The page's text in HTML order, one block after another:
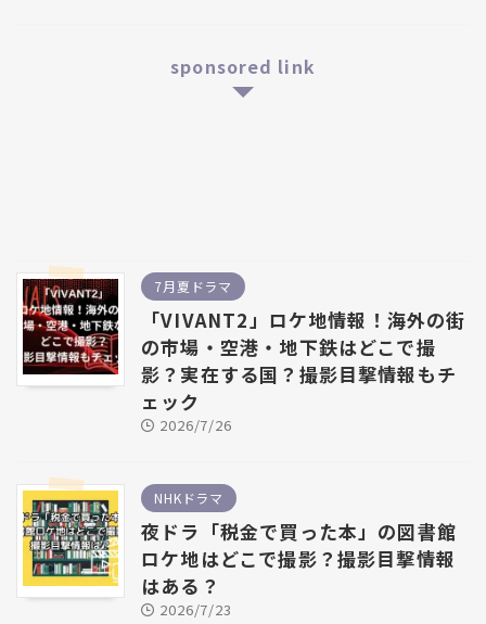
sponsored link
7月夏ドラマ
「VIVANT2」ロケ地情報！海外の街
の市場・空港・地下鉄はどこで撮
影？実在する国？撮影目撃情報もチ
ェック
2026/7/26
NHKドラマ
夜ドラ「税金で買った本」の図書館
ロケ地はどこで撮影？撮影目撃情報
はある？
2026/7/23